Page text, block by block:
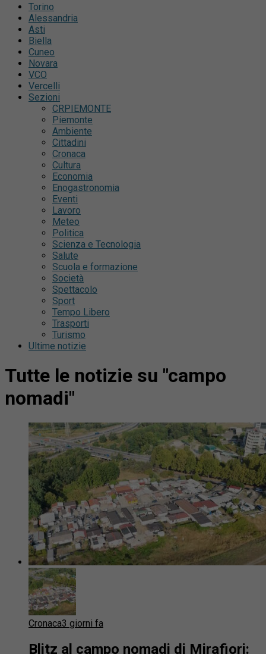
Torino
Alessandria
Asti
Biella
Cuneo
Novara
VCO
Vercelli
Sezioni
CRPIEMONTE
Piemonte
Ambiente
Cittadini
Cronaca
Cultura
Economia
Enogastronomia
Eventi
Lavoro
Meteo
Politica
Scienza e Tecnologia
Salute
Scuola e formazione
Società
Spettacolo
Sport
Tempo Libero
Trasporti
Turismo
Ultime notizie
Tutte le notizie su "campo
nomadi"
Cronaca3 giorni fa
Blitz al campo nomadi di Mirafiori: